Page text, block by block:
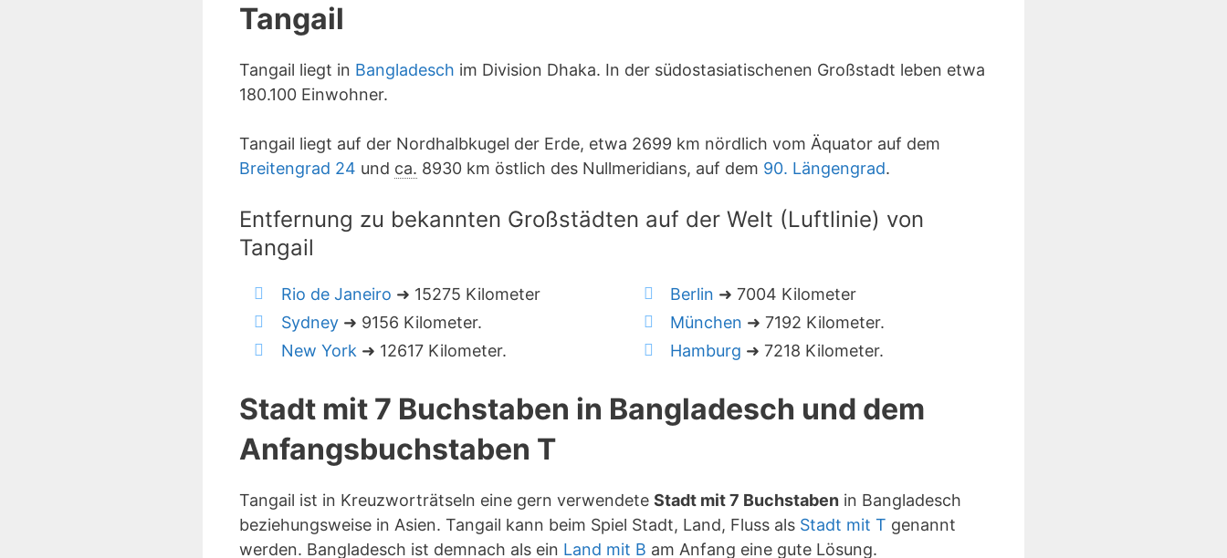
Tangail
Tangail liegt in Bangladesch im Division Dhaka. In der südostasiatischenen Großstadt leben etwa
180.100 Einwohner.
Tangail liegt auf der Nordhalbkugel der Erde, etwa 2699 km nördlich vom Äquator auf dem
Breitengrad 24 und ca. 8930 km östlich des Nullmeridians, auf dem 90. Längengrad.
Entfernung zu bekannten Großstädten auf der Welt (Luftlinie) von
Tangail
Rio de Janeiro ➜ 15275 Kilometer
Sydney ➜ 9156 Kilometer.
New York ➜ 12617 Kilometer.
Berlin ➜ 7004 Kilometer
München ➜ 7192 Kilometer.
Hamburg ➜ 7218 Kilometer.
Stadt mit 7 Buchstaben in Bangladesch und dem
Anfangsbuchstaben T
Tangail ist in Kreuzworträtseln eine gern verwendete Stadt mit 7 Buchstaben in Bangladesch
beziehungsweise in Asien. Tangail kann beim Spiel Stadt, Land, Fluss als Stadt mit T genannt
werden. Bangladesch ist demnach als ein Land mit B am Anfang eine gute Lösung.